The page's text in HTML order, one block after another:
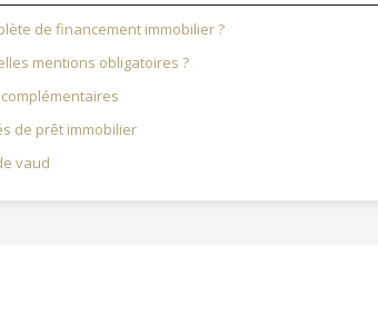
de financement immobilier ?
mentions obligatoires ?
de prêt immobilier
vaud